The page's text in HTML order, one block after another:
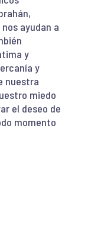
ayudan a
y
y
nuestra
miedo
el deseo de
momento